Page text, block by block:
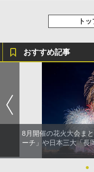
ト
おすすめ記事
8月開催の花火大会ま
ーチ」や日本三大「長
●